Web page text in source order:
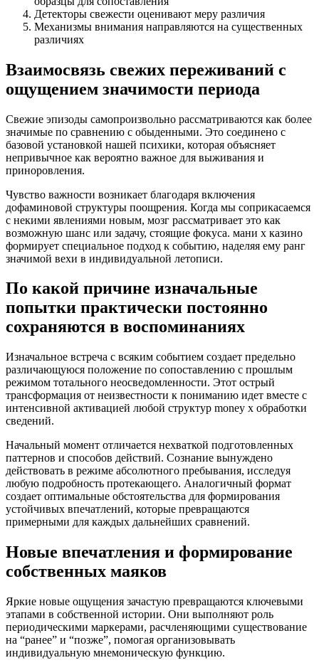
Детекторы свежести оценивают меру различия
Механизмы внимания направляются на существенных
различиях
Взаимосвязь свежих переживаний с
ощущением значимости периода
Свежие эпизоды самопроизвольно рассматриваются как более
значимые по сравнению с обыденными. Это соединено с
базовой установкой нашей психики, которая объясняет
непривычное как вероятно важное для выживания и
приноровления.
Чувство важности возникает благодаря включения
дофаминовой структуры поощрения. Когда мы соприкасаемся
с некими явлениями новым, мозг рассматривает это как
возможную шанс или задачу, стоящие фокуса. мани х казино
формирует специальное подход к событию, наделяя ему ранг
значимой вехи в индивидуальной летописи.
По какой причине изначальные
попытки практически постоянно
сохраняются в воспоминаниях
Изначальное встреча с всяким событием создает предельно
различающуюся положение по сопоставлению с прошлым
режимом тотального неосведомленности. Этот острый
трансформация от неизвестности к пониманию идет вместе с
интенсивной активацией любой структур money x обработки
сведений.
Начальный момент отличается нехваткой подготовленных
паттернов и способов действий. Сознание вынуждено
действовать в режиме абсолютного пребывания, исследуя
любую подробность протекающего. Аналогичный формат
создает оптимальные обстоятельства для формирования
устойчивых впечатлений, которые превращаются
примерными для каждых дальнейших сравнений.
Новые впечатления и формирование
собственных маяков
Яркие новые ощущения зачастую превращаются ключевыми
этапами в собственной истории. Они выполняют роль
периодическими маркерами, расчленяющими существование
на “ранее” и “позже”, помогая организовывать
индивидуальную мнемоническую функцию.